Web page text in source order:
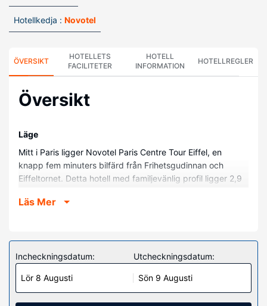
Hotellkedja : Novotel
ÖVERSIKT
HOTELLETS
FACILITETER
HOTELL
INFORMATION
HOTELLREGLER
Översikt
Läge
Mitt i Paris ligger Novotel Paris Centre Tour Eiffel, en
knapp fem minuters bilfärd från Frihetsgudinnan och
Eiffeltornet. Detta hotell med familjevänlig profil ligger 2,9
Hotellrum
möblerade rummen med minibarer och LED-tv. Sängen har
bäddmadrass och sängtillbehör av högsta kvalitet. Gratis
wi-fi gör att du kan hålla dig uppkopplad, och satellit-tv
erbjuder underhållning. Privat badrum med dusch, gratis
toalettartiklar och hårtorkar.
Läs Mer
Incheckningsdatum:
Lör 8 Augusti
Utcheckningsdatum:
Sön 9 Augusti